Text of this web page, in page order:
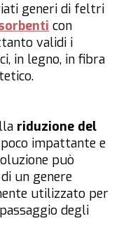
generi di feltri
con
validi i
in legno, in fibra
riduzione del
impattante e
può
un genere
utilizzato per
degli